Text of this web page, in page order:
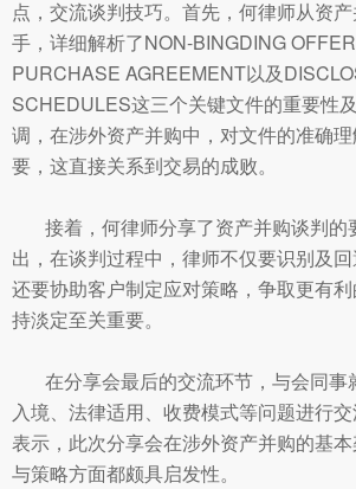
点，交流谈判技巧。首先，何律师从资
手，详细解析了NON-BINGDING
PURCHASE AGREEMENT以及
SCHEDULES这三个关键文件的重要性
调，在涉外资产并购中，对文件的准确
要，这直接关系到交易的成败。
接着，何律师分享了资产并购谈判的
出，在谈判过程中，律师不仅要识别及回
还要协助客户制定应对策略，争取更有
持淡定至关重要。
在分享会最后的交流环节，与会同事
入境、法律适用、收费模式等问题进行
表示，此次分享会在涉外资产并购的基
与策略方面都颇具启发性。